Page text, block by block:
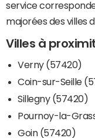
service
majorées des villes
Villes à
Verny (57420)
Coin-sur-Seille
Sillegny (57420)
Pournoy-la-
Goin (57420)